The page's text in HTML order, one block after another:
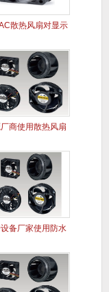
散热风扇对显示
商使用散热风扇
备厂家使用防水